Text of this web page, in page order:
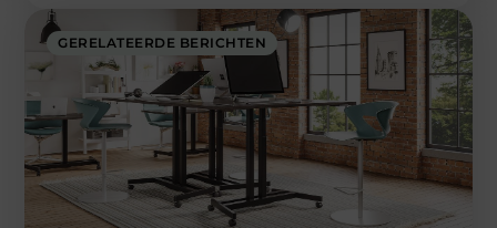
GERELATEERDE BERICHTEN